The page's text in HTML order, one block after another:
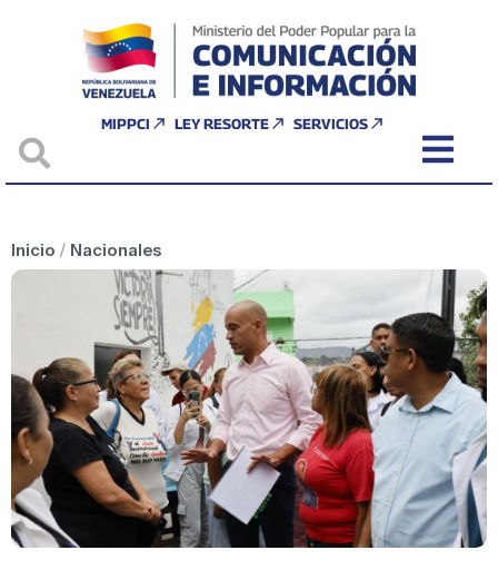
MIPPCI LEY RESORTE SERVICIOS
Inicio / Nacionales